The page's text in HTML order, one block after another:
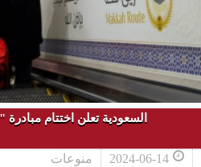
السعودية تعلن اختتام
2024-06-14 منوعات